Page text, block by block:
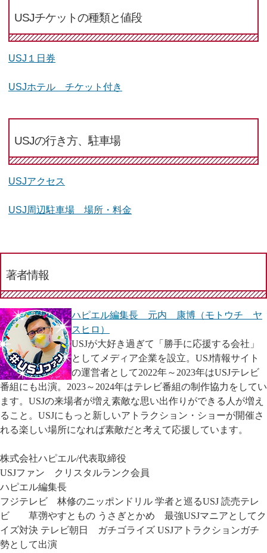
USJチケットの種類と値段
USJ１日券
USJホテル チケット付き
USJの行き方、駐車場
USJアクセス
USJ周辺駐車場 場所・料金
著者情報
ハピエル編集長 元内 康博（モトウチ ヤ
スヒロ）
USJが大好き過ぎて「勝手に応援する会社」
としてメディア企業を設立。USJ情報サイト
の運営者として2022年～2023年はUSJテレビ
番組にも出演。2023～2024年はテレビ番組の制作協力をしてい
ます。USJの来場者が増え素敵な思い出作りができる人が増え
ること。USJにもっと新しいアトラクション・ショーが開催さ
れる楽しい場所になれば素敵だと考えて応援しています。
株式会社ハピエル/代表取締役
USJファン クリスタルランク会員
ハピエル編集長
フジテレビ 林修のニッポンドリル 学者と巡るUSJ 読売テレ
ビ 草彅やすともの うさぎとかめ 最強USJマニアとしてク
イズ対決 テレビ朝日 ガチゴライズ USJアトラクションガチ
勢として出演